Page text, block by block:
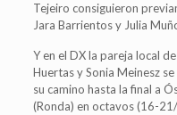
Tejeiro consiguieron
Jara Barrientos y Julia
Y en el DX la pareja local
Huertas y Sonia Meinesz
su camino hasta la final a
(Ronda) en octavos (16-